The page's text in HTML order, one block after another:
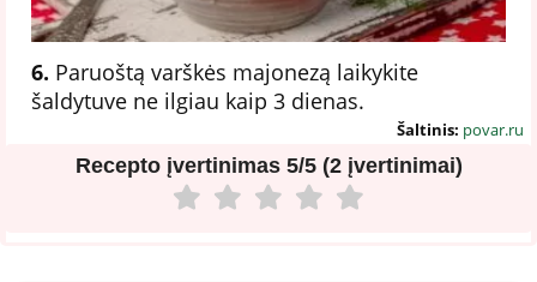
6. Paruoštą varškės majonezą laikykite
šaldytuve ne ilgiau kaip 3 dienas.
Šaltinis: povar.ru
Recepto įvertinimas 5/5 (2 įvertinimai)